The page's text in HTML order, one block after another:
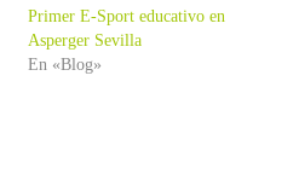
Primer E-Sport educativo en
Asperger Sevilla
En «Blog»